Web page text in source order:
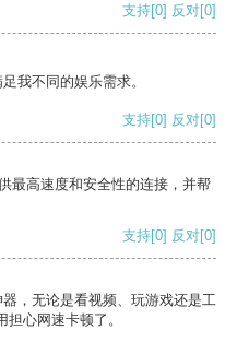
支持[0] 反对[0]
我不同的娱乐需求。
支持[0] 反对[0]
最高速度和安全性的连接，并帮
支持[0] 反对[0]
，无论是看视频、玩游戏还是工
心网速卡顿了。